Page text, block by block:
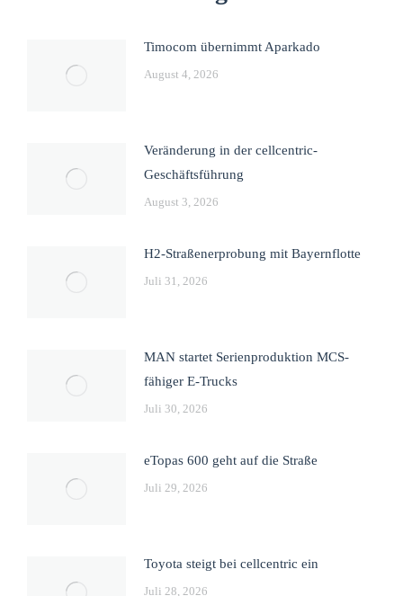
Timocom übernimmt Aparkado
August 4, 2026
Veränderung in der cellcentric-
Geschäftsführung
August 3, 2026
H2-Straßenerprobung mit Bayernflotte
Juli 31, 2026
MAN startet Serienproduktion MCS-
fähiger E-Trucks
Juli 30, 2026
eTopas 600 geht auf die Straße
Juli 29, 2026
Toyota steigt bei cellcentric ein
Juli 28, 2026